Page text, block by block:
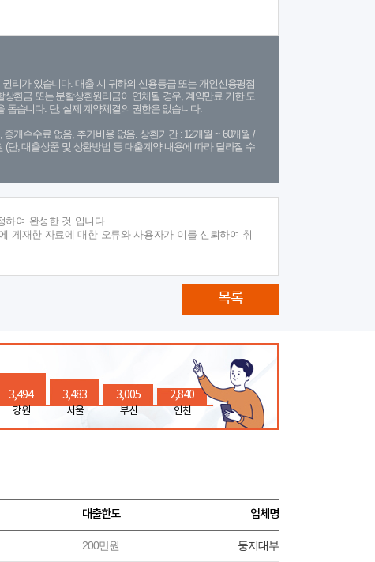
리가 있습니다. 대출 시 귀하의 신용등급 또는 개인신용평점
환금 또는 분할상환원리금이 연체될 경우, 계약만료 기한 도
돕습니다. 단, 실제 계약체결의 권한은 없습니다.
개수수료 없음, 추가비용 없음. 상환기간 : 12개월 ~ 60개월 /
단, 대출상품 및 상환방법 등 대출계약 내용에 따라 달라질 수
하여 완성한 것 입니다.
게재한 자료에 대한 오류와 사용자가 이를 신뢰하여 취
목록
3,494
강원
3,483
서울
3,005
부산
2,840
인천
대출한도 업체명
200만원 둥지대부